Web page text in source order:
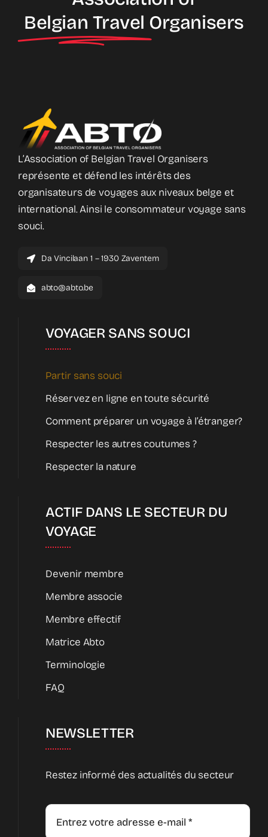
Belgian Travel Organisers
L’Association of Belgian Travel Organisers
représente et défend les intérêts des
organisateurs de voyages aux niveaux belge et
international. Ainsi le consommateur voyage sans
souci.
Da Vincilaan 1 – 1930 Zaventem
abto@abto.be
VOYAGER SANS SOUCI
Partir sans souci
Réservez en ligne en toute sécurité
Comment préparer un voyage à l’étranger?
Respecter les autres coutumes ?
Respecter la nature
ACTIF DANS LE SECTEUR DU
VOYAGE
Devenir membre
Membre associe
Membre effectif
Matrice Abto
Terminologie
FAQ
NEWSLETTER
Restez informé des actualités du secteur